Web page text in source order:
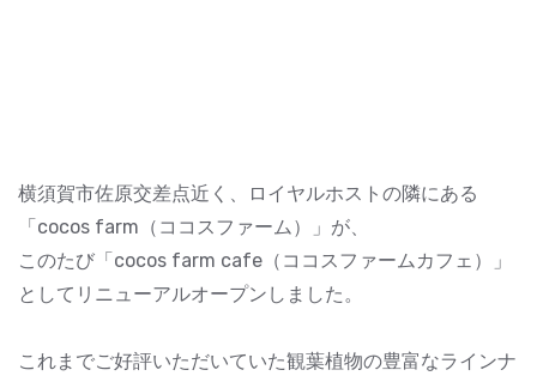
横須賀市佐原交差点近く、ロイヤルホストの隣にある
「cocos farm（ココスファーム）」が、
このたび「cocos farm cafe（ココスファームカフェ）」
としてリニューアルオープンしました。
これまでご好評いただいていた観葉植物の豊富なラインナ